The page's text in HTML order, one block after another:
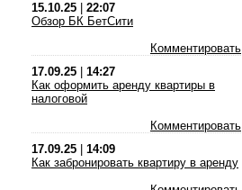
15.10.25
22:07
Обзор БК БетСити
Комментировать
17.09.25
14:27
Как оформить аренду квартиры в
налоговой
Комментировать
17.09.25
14:09
Как забронировать квартиру в аренду